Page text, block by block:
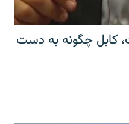
کابل چگونه به دست